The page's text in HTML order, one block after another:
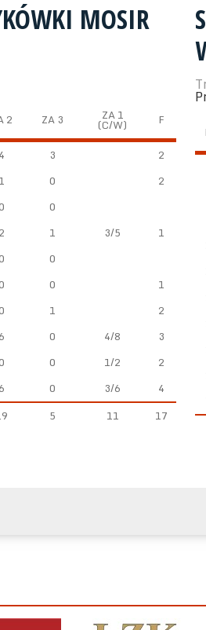
MOSIR
2 ZA 3 ZA 1
(C/W) F
4 3
2
1 0
2
0
2 1 3/5
1
0
0
1
1
2
6 0 4/8
3
0 1/2
2
6 0 3/6
4
5 11 17